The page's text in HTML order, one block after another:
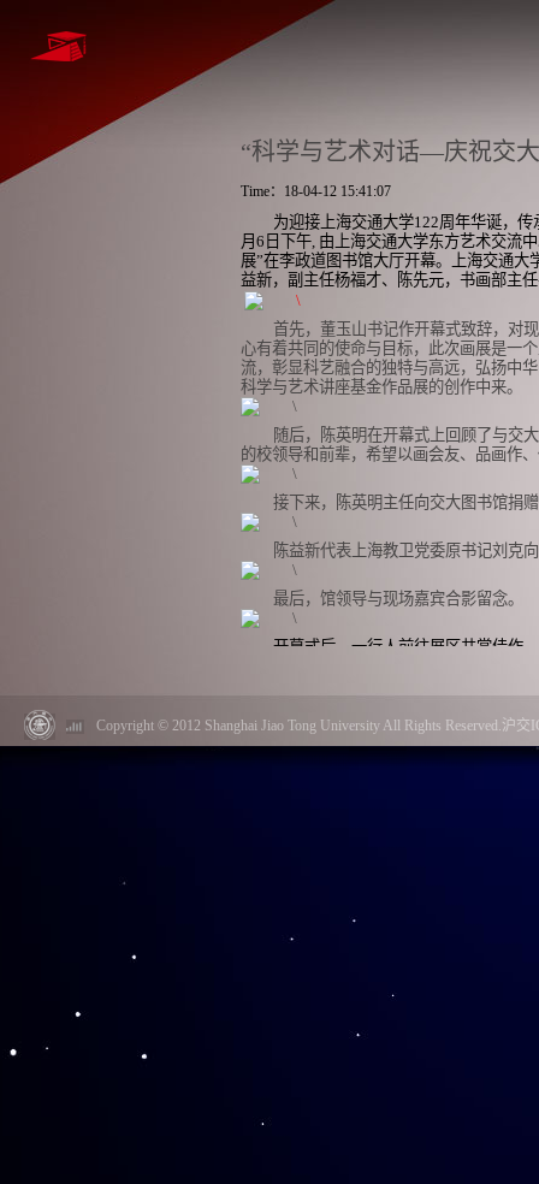
“科学与艺术对话—庆祝交
Time：18-04-12 15:41:07
为迎接上海交通大学122周年华诞，传
月 6 日下午, 由上海交通大学东方艺术交流
展”在李政道图书馆大厅开幕。上海交通
益新，副主任杨福才、陈先元，书画部主
首先，董玉山书记作开幕式致辞，对
心有着共同的使命与目标，此次画展是一
流，彰显科艺融合的独特与高远，弘扬中
科学与艺术讲座基金作品展的创作中来。
随后，陈英明在开幕式上回顾了与交
的校领导和前辈，希望以画会友、品画作
接下来，陈英明主任向交大图书馆捐
陈益新代表上海教卫党委原书记刘克
最后，馆领导与现场嘉宾合影留念。
开幕式后，一行人前往展区共赏佳作
Copyright © 2012 Shanghai Jiao Tong University All Rights Reserved.沪交